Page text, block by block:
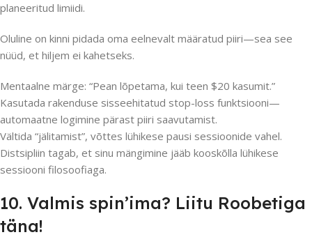
planeeritud limiidi.
Oluline on kinni pidada oma eelnevalt määratud piiri—sea see
nüüd, et hiljem ei kahetseks.
Mentaalne märge: “Pean lõpetama, kui teen $20 kasumit.”
Kasutada rakenduse sisseehitatud stop-loss funktsiooni—
automaatne logimine pärast piiri saavutamist.
Vältida “jälitamist”, võttes lühikese pausi sessioonide vahel.
Distsipliin tagab, et sinu mängimine jääb kooskõlla lühikese
sessiooni filosoofiaga.
10. Valmis spin’ima? Liitu Roobetiga
täna!